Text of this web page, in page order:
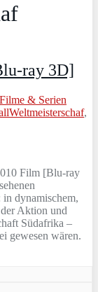
ray 3D]
Filme & Serien
,
Film [Blu-ray
in dynamischem,
Aktion und
Südafrika –
gewesen wären.